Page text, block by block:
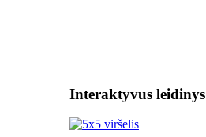
Interaktyvus leidinys